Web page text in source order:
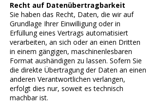
Recht auf Daten­übertrag­barkeit
Sie haben das Recht, Daten, die wir auf
Grundlage Ihrer Einwilligung oder in
Erfüllung eines Vertrags automatisiert
verarbeiten, an sich oder an einen Dritten
in einem gängigen, maschinenlesbaren
Format aushändigen zu lassen. Sofern Sie
die direkte Übertragung der Daten an einen
anderen Verantwortlichen verlangen,
erfolgt dies nur, soweit es technisch
machbar ist.